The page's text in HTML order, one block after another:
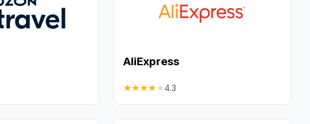
AliExpress
★★★★★4.3